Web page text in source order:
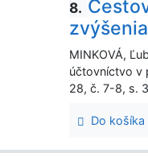
8.
zvýšenia
MINKOVÁ,
účtovníctvo v
28, č. 7-8, s.
Do košíka